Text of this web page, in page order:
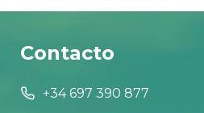
Contacto
+34 697 390 877